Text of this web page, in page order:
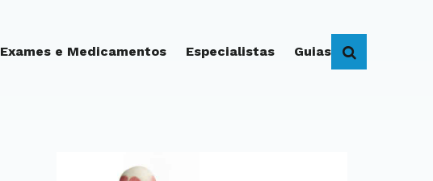
Exames e Medicamentos Especialistas Guias BUSCAR